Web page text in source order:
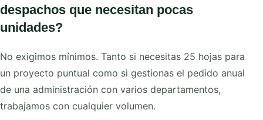
despachos que necesitan pocas
unidades?
No exigimos mínimos. Tanto si necesitas 25 hojas para
un proyecto puntual como si gestionas el pedido anual
de una administración con varios departamentos,
trabajamos con cualquier volumen.